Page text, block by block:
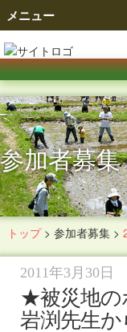
メニュー
参加者募集
参加者募集
トップ> 参加者募集>
2011年3月30日
★被災地の
岩渕先生か